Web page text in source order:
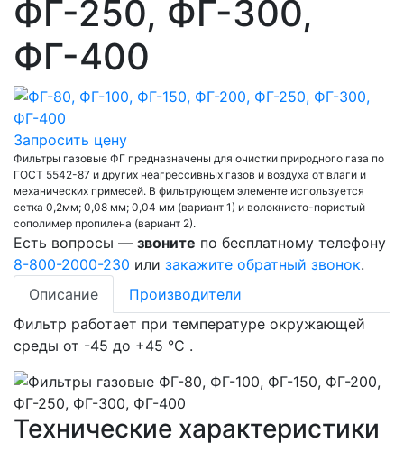
ФГ-250, ФГ-300,
ФГ-400
Запросить цену
Фильтры газовые ФГ предназначены для очистки природного газа по
ГОСТ 5542-87 и других неагрессивных газов и воздуха от влаги и
механических примесей. В фильтрующем элементе используется
сетка 0,2мм; 0,08 мм; 0,04 мм (вариант 1) и волокнисто-пористый
сополимер пропилена (вариант 2).
Есть вопросы — звоните по бесплатному телефону
8-800-2000-230 или закажите обратный звонок.
Описание
Производители
Фильтр работает при температуре окружающей
среды от -45 до +45 °С .
Технические характеристики